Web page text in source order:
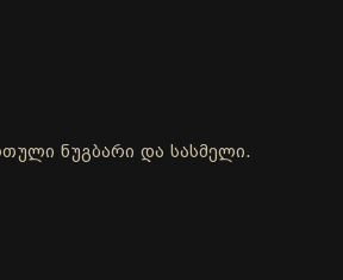
ნუგბარი და სასმელი.